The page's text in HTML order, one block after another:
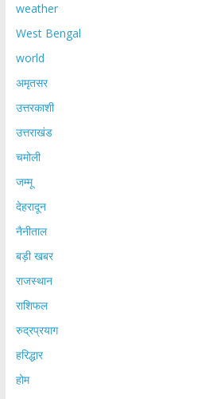
weather
West Bengal
world
अमृतसर
उत्तरकाशी
उत्तराखंड
चमोली
जम्मू
देहरादून
नैनीताल
बड़ी खबर
राजस्थान
राशिफल
रुद्रप्रयाग
हरिद्धार
होम